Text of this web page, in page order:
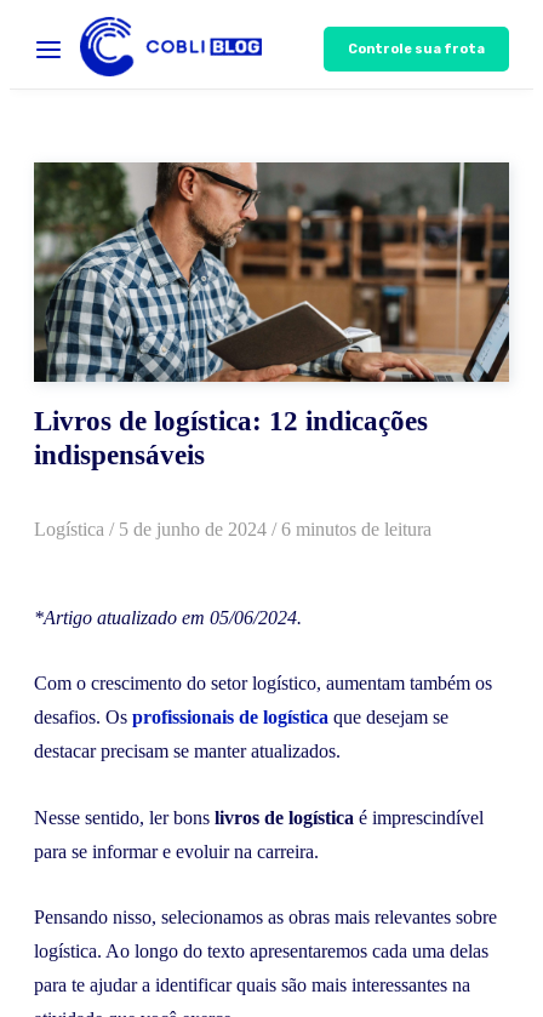
Controle sua frota
Livros de logística: 12 indicações
indispensáveis
Logística / 5 de junho de 2024 / 6 minutos de leitura
*Artigo atualizado em 05/06/2024.
Com o crescimento do setor logístico, aumentam também os
desafios. Os profissionais de logística que desejam se
destacar precisam se manter atualizados.
Nesse sentido, ler bons livros de logística é imprescindível
para se informar e evoluir na carreira.
Pensando nisso, selecionamos as obras mais relevantes sobre
logística. Ao longo do texto apresentaremos cada uma delas
para te ajudar a identificar quais são mais interessantes na